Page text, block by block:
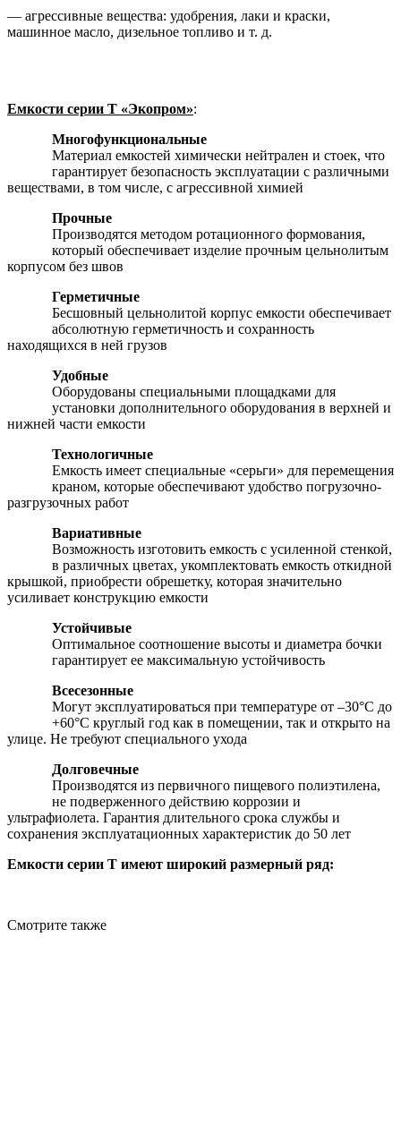
— агрессивные вещества: удобрения, лаки и краски,
машинное масло, дизельное топливо и т. д.
Емкости серии T «Экопром»:
Многофункциональные
Материал емкостей химически нейтрален и стоек, что
гарантирует безопасность эксплуатации с различными
веществами, в том числе, с агрессивной химией
Прочные
Производятся методом ротационного формования,
который обеспечивает изделие прочным цельнолитым
корпусом без швов
Герметичные
Бесшовный цельнолитой корпус емкости обеспечивает
абсолютную герметичность и сохранность
находящихся в ней грузов
Удобные
Оборудованы специальными площадками для
установки дополнительного оборудования в верхней и
нижней части емкости
Технологичные
Емкость имеет специальные «серьги» для перемещения
краном, которые обеспечивают удобство погрузочно-
разгрузочных работ
Вариативные
Возможность изготовить емкость с усиленной стенкой,
в различных цветах, укомплектовать емкость откидной
крышкой, приобрести обрешетку, которая значительно
усиливает конструкцию емкости
Устойчивые
Оптимальное соотношение высоты и диаметра бочки
гарантирует ее максимальную устойчивость
Всесезонные
Могут эксплуатироваться при температуре от –30°С до
+60°С круглый год как в помещении, так и открыто на
улице. Не требуют специального ухода
Долговечные
Производятся из первичного пищевого полиэтилена,
не подверженного действию коррозии и
ультрафиолета. Гарантия длительного срока службы и
сохранения эксплуатационных характеристик до 50 лет
Емкости серии T имеют широкий размерный ряд:
Смотрите также